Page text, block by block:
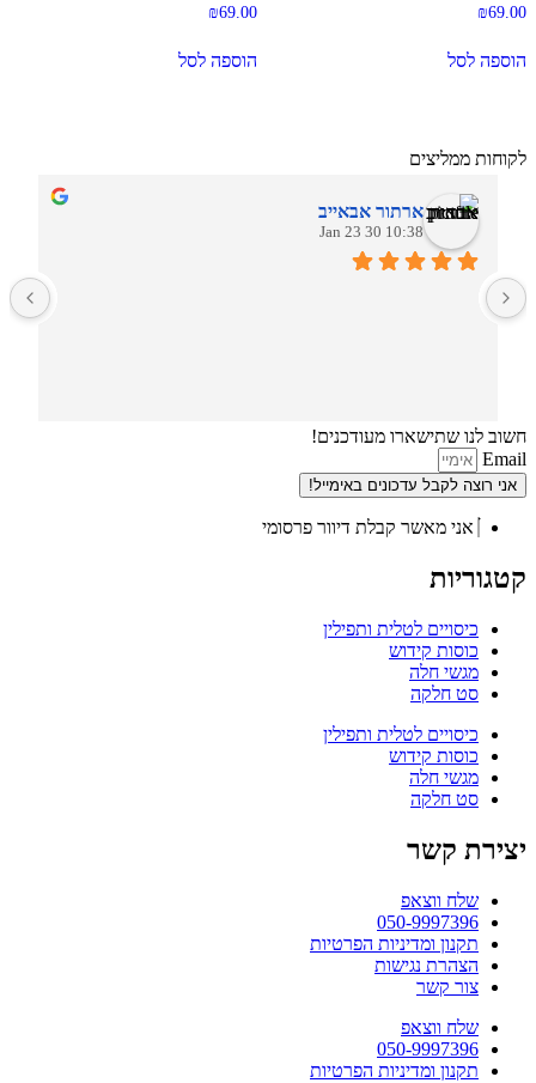
₪69.00
הוספה לסל
₪69.00
הוספה לסל
לקוחות ממליצים
ארתור אבאייב
10:38 30 Jan 23
חשוב לנו שתישארו מעודכנים!
Email
אני רוצה לקבל עדכונים באימייל!
אני מאשר קבלת דיוור פרסומי
קטגוריות
כיסויים לטלית ותפילין
כוסות קידוש
מגשי חלה
סט חלקה
כיסויים לטלית ותפילין
כוסות קידוש
מגשי חלה
סט חלקה
יצירת קשר
שלח ווצאפ
050-9997396
תקנון ומדיניות הפרטיות
הצהרת נגישות
צור קשר
שלח ווצאפ
050-9997396
תקנון ומדיניות הפרטיות